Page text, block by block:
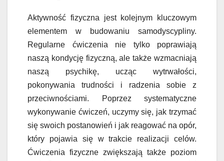
Aktywność fizyczna jest kolejnym kluczowym
elementem w budowaniu samodyscypliny.
Regularne ćwiczenia nie tylko poprawiają
naszą kondycję fizyczną, ale także wzmacniają
naszą psychikę, ucząc wytrwałości,
pokonywania trudności i radzenia sobie z
przeciwnościami. Poprzez systematyczne
wykonywanie ćwiczeń, uczymy się, jak trzymać
się swoich postanowień i jak reagować na opór,
który pojawia się w trakcie realizacji celów.
Ćwiczenia fizyczne zwiększają także poziom